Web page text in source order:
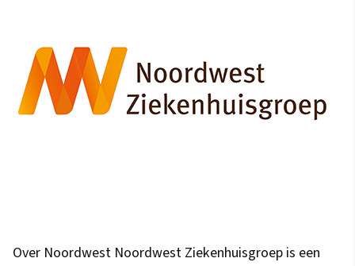
Over Noordwest Noordwest Ziekenhuisgroep is een